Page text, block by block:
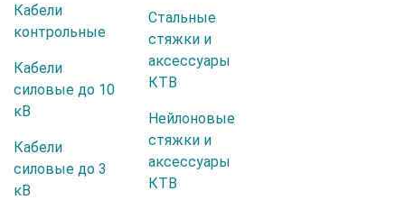
Кабели
контрольные
Кабели
силовые до 10
кВ
Кабели
силовые до 3
кВ
Стальные
стяжки и
аксессуары
КТВ
Нейлоновые
стяжки и
аксессуары
КТВ